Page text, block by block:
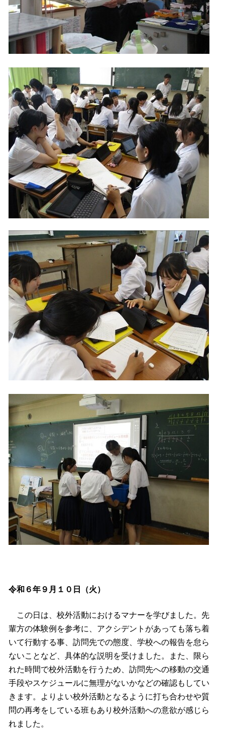
令和６年９月１０日（火）
この日は、校外活動におけるマナーを学びました。先
輩方の体験例を参考に、アクシデントがあっても落ち着
いて行動する事、訪問先での態度、学校への報告を怠ら
ないことなど、具体的な説明を受けました。また、限ら
れた時間で校外活動を行うため、訪問先への移動の交通
手段やスケジュールに無理がないかなどの確認もしてい
きます。よりよい校外活動となるように打ち合わせや質
問の再考をしている班もあり校外活動への意欲が感じら
れました。